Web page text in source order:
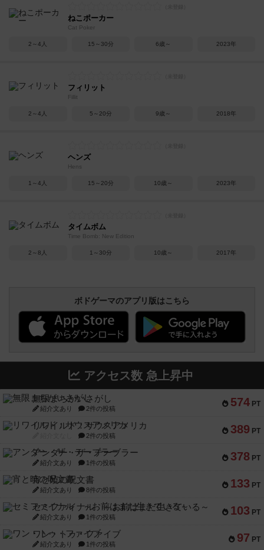
ねこポーカー
Cat Poker
2～4人 15～30分 6歳～ 2023年
フィリット
Fillit
2～4人 5～20分 9歳～ 2018年
ヘンズ
Hens
1～4人 15～20分 10歳～ 2023年
タイムボム
Time Bomb: New Edition
2～8人 1～30分 10歳～ 2017年
ボドゲーマのアプリ版はこちら
アクセス数 急上昇中
574 PT
無限まちがいさがし
紹介文あり 2件の投稿
389 PT
リワイルド：サウスアメリカ
2件の投稿
378 PT
アンダー・ザ・テーブラー
紹介文あり 1件の投稿
133 PT
宵と暁の呪文書
紹介文あり 8件の投稿
103 PT
セミファイナル ～お前はまだ生きている～
紹介文あり 1件の投稿
97 PT
ワン・トゥ・ファイブ
紹介文あり 1件の投稿